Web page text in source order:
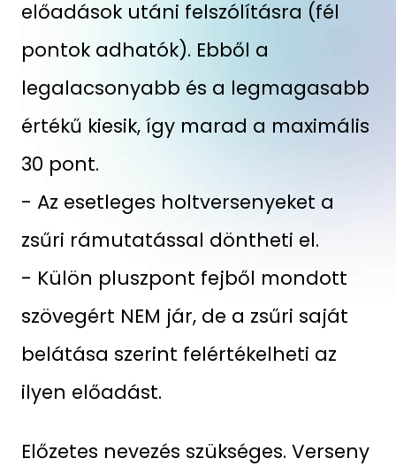
előadások utáni felszólításra (fél
pontok adhatók). Ebből a
legalacsonyabb és a legmagasabb
értékű kiesik, így marad a maximális
30 pont.
- Az esetleges holtversenyeket a
zsűri rámutatással döntheti el.
- Külön pluszpont fejből mondott
szövegért NEM jár, de a zsűri saját
belátása szerint felértékelheti az
ilyen előadást.
Előzetes nevezés szükséges. Verseny